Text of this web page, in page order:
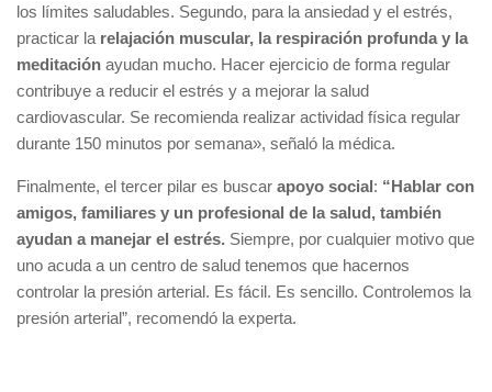
los límites saludables. Segundo, para la ansiedad y el estrés,
practicar la relajación muscular, la respiración profunda y la
meditación ayudan mucho. Hacer ejercicio de forma regular
contribuye a reducir el estrés y a mejorar la salud
cardiovascular. Se recomienda realizar actividad física regular
durante 150 minutos por semana», señaló la médica.
Finalmente, el tercer pilar es buscar apoyo social: “Hablar con
amigos, familiares y un profesional de la salud, también
ayudan a manejar el estrés. Siempre, por cualquier motivo que
uno acuda a un centro de salud tenemos que hacernos
controlar la presión arterial. Es fácil. Es sencillo. Controlemos la
presión arterial”, recomendó la experta.